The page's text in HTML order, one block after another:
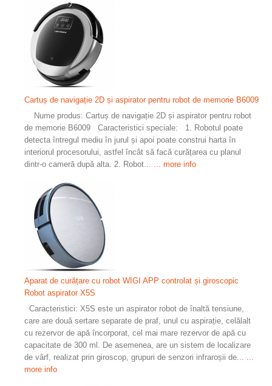
Cartuș de navigație 2D și aspirator pentru robot de memorie B6009
Nume produs: Cartuș de navigație 2D și aspirator pentru robot
de memorie B6009 Caracteristici speciale: 1. Robotul poate
detecta întregul mediu în jurul și apoi poate construi harta în
interiorul procesorului, astfel încât să facă curățarea cu planul
dintr-o cameră după alta. 2. Robot...
... more info
Aparat de curățare cu robot WIGI APP controlat și giroscopic
Robot aspirator X5S
Caracteristici: X5S este un aspirator robot de înaltă tensiune,
care are două sertare separate de praf, unul cu aspirație, celălalt
cu rezervor de apă încorporat, cel mai mare rezervor de apă cu
capacitate de 300 ml. De asemenea, are un sistem de localizare
de vârf, realizat prin giroscop, grupuri de senzori infraroșii de...
more info